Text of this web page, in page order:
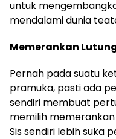
untuk
mendalami dunia
Memerankan
Pernah pada suatu
pramuka, pasti ada
sendiri membuat
memilih memerankan
Sis sendiri lebih suka